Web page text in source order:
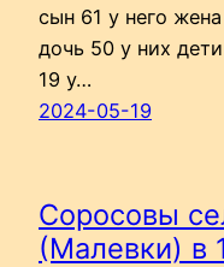
сын 61 у него
дочь 50 у них
19 у…
2024-05-19
Соросовы
(Малевки) в